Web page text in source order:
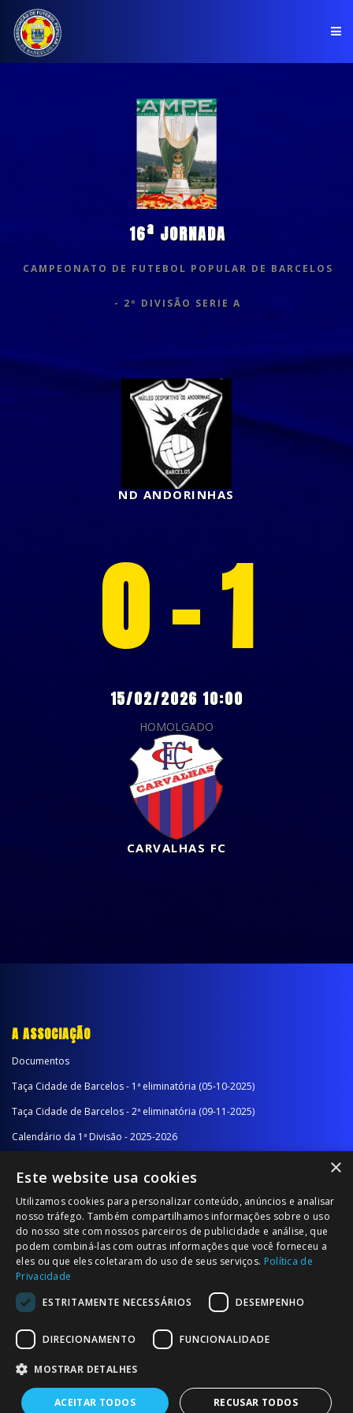
CLUBES
16ª JORNADA
CAMPEONATO DE FUTEBOL POPULAR DE BARCELOS
- 2º DIVISÃO SERIE A
ND ANDORINHAS
0 - 1
15/02/2026 10:00
HOMOLGADO
CARVALHAS FC
A ASSOCIAÇÃO
Documentos
Taça Cidade de Barcelos - 1ª eliminatória (05-10-2025)
Taça Cidade de Barcelos - 2ª eliminatória (09-11-2025)
Calendário da 1ª Divisão - 2025-2026
Calendário da 2ª Divisão - Série B - 2025-2026
Calendário da Época
NOTÍCIAS/COMUNICADOS
Notícias
Comunicados
© 2026 Associação Futebol Popular Barcelos
×
Este website usa cookies
Utilizamos cookies para personalizar conteúdo, anúncios e analisar
nosso tráfego. Também compartilhamos informações sobre o uso
do nosso site com nossos parceiros de publicidade e análise, que
podem combiná-las com outras informações que você forneceu a
eles ou que eles coletaram do uso de seus serviços. Política de
Privacidade
ESTRITAMENTE NECESSÁRIOS
DESEMPENHO
DIRECIONAMENTO FUNCIONALIDADE
MOSTRAR DETALHES
ACEITAR TODOS RECUSAR TODOS